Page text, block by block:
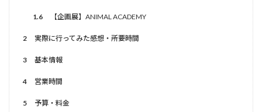
1.6 【企画展】ANIMAL ACADEMY
2 実際に行ってみた感想・所要時間
3 基本情報
4 営業時間
5 予算・料金